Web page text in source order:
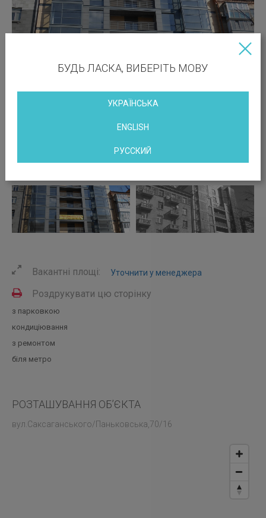
Вакантні площі: Уточнити у менеджера
Роздрукувати цю сторінку
з парковкою
кондиціювання
з ремонтом
біля метро
РОЗТАШУВАННЯ ОБ’ЄКТА
вул.Саксаганського/Паньковська,70/16
БУДЬ ЛАСКА, ВИБЕРІТЬ МОВУ
УКРАЇНСЬКА
ENGLISH
РУССКИЙ